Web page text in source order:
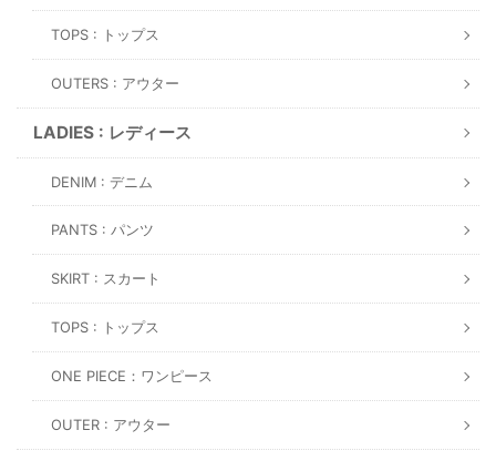
TOPS : トップス
OUTERS : アウター
LADIES : レディース
DENIM : デニム
PANTS : パンツ
SKIRT : スカート
TOPS : トップス
ONE PIECE：ワンピース
OUTER : アウター